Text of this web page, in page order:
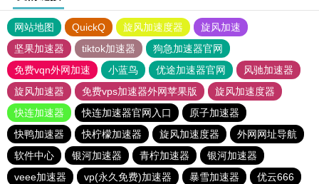
网站地图 QuickQ 旋风加速度器
旋风加速
坚果加速器
tiktok加速器
狗急加速器官网
免费vqn外网加速
小蓝鸟 优途加速器官网
风驰加速器
旋风加速器
免费vps加速器外网苹果版
旋风加速度器
快连加速器
快连加速器官网入口
原子加速器
快鸭加速器
快柠檬加速器 旋风加速度器
外网网址导航
软件中心
银河加速器 青柠加速器
银河加速器
veee加速器
vp(永久免费)加速器 暴雪加速器
优云666